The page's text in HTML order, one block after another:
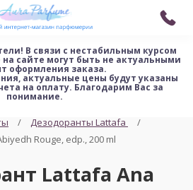
В связи с нестабильным курсом
сайте могут быть не актуальными
оформления заказа.
актуальные цены будут указаны
на оплату. Благодарим Вас за
понимание.
Дезодоранты Lattafa
Rouge, edp., 200 ml
Lattafa Ana